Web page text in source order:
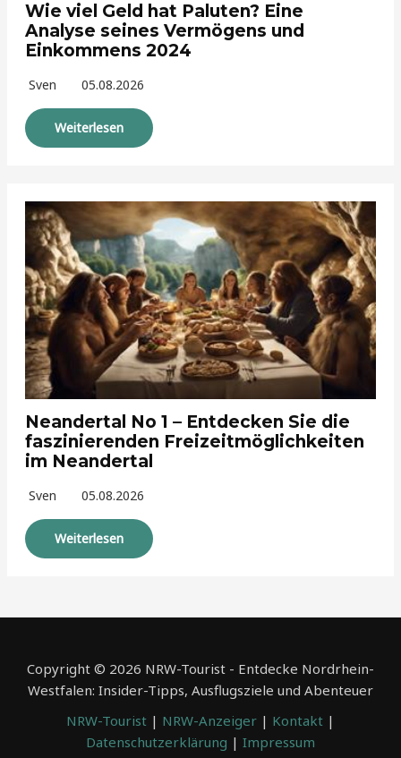
Wie viel Geld hat Paluten? Eine
Analyse seines Vermögens und
Einkommens 2024
Sven 05.08.2026
Weiterlesen
Neandertal No 1 – Entdecken Sie die
faszinierenden Freizeitmöglichkeiten
im Neandertal
Sven 05.08.2026
Weiterlesen
Copyright © 2026 NRW-Tourist - Entdecke Nordrhein-
Westfalen: Insider-Tipps, Ausflugsziele und Abenteuer
NRW-Tourist | NRW-Anzeiger | Kontakt |
Datenschutzerklärung | Impressum